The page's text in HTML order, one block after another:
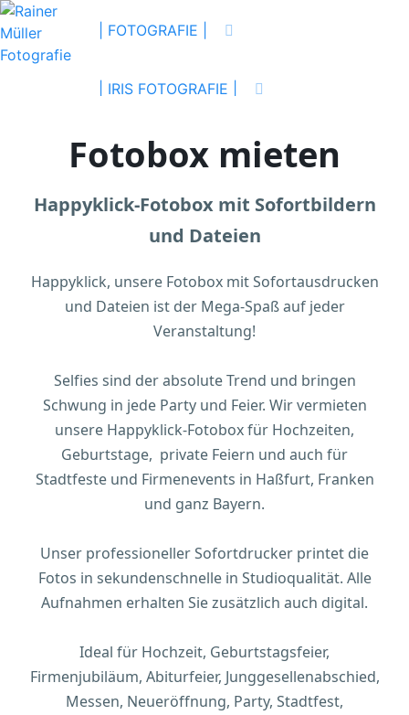
| FOTOGRAFIE |
| IRIS FOTOGRAFIE |
| PASSBILDER & FOTOSERVICE |
| GUTSCHEINE | KONTAKT
Fotobox mieten
Happyklick-Fotobox mit Sofortbildern
und Dateien
Happyklick, unsere Fotobox mit Sofortausdrucken
und Dateien ist der Mega-Spaß auf jeder
Veranstaltung!
Selfies sind der absolute Trend und bringen
Schwung in jede Party und Feier. Wir vermieten
unsere Happyklick-Fotobox für Hochzeiten,
Geburtstage, private Feiern und auch für
Stadtfeste und Firmenevents in Haßfurt, Franken
und ganz Bayern.
Unser professioneller Sofortdrucker printet die
Fotos in sekundenschnelle in Studioqualität. Alle
Aufnahmen erhalten Sie zusätzlich auch digital.
Ideal für Hochzeit, Geburtstagsfeier,
Firmenjubiläum, Abiturfeier, Junggesellenabschied,
Messen, Neueröffnung, Party, Stadtfest,